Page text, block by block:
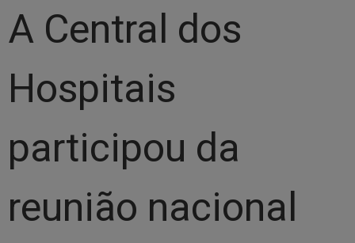
A Central dos
Hospitais
participou da
reunião nacional